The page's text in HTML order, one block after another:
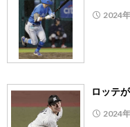
2024
ロッテ
2024